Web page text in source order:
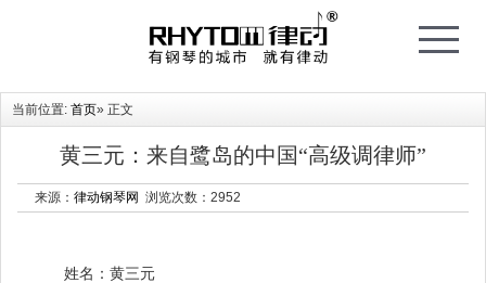
e
i
g
t
o
当前位置: 首页» 正文
黄三元：来自鹭岛的中国“高级调律师”
来源： 律动钢琴网 浏览次数： 2952
姓名：黄三元